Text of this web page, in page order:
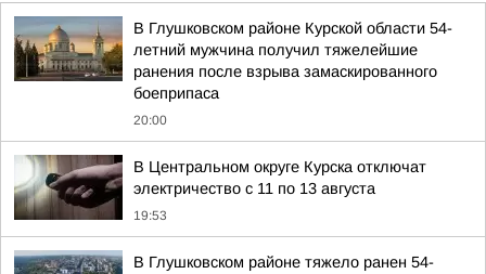
В Глушковском районе Курской области 54-
летний мужчина получил тяжелейшие
ранения после взрыва замаскированного
боеприпаса
20:00
В Центральном округе Курска отключат
электричество с 11 по 13 августа
19:53
В Глушковском районе тяжело ранен 54-